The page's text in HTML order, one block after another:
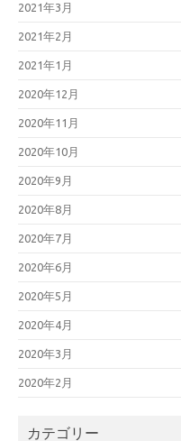
2021年3月
2021年2月
2021年1月
2020年12月
2020年11月
2020年10月
2020年9月
2020年8月
2020年7月
2020年6月
2020年5月
2020年4月
2020年3月
2020年2月
カテゴリー